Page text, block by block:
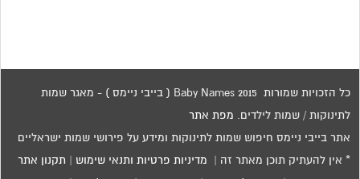
כל הזכויות שמורות 2015 Baby Names ( בייבי ניימס ) - מאגר שמות
לתינוקות / שמות לילדים. מפת אתר
אתר בייבי ניימס חיפוש שמות לתינוקות ומידע על פירושי שמות ישראליים
* אין להעתיק תוכן מאתר זה | מדיניות פרטיות ותנאי שימוש תקנון אתר